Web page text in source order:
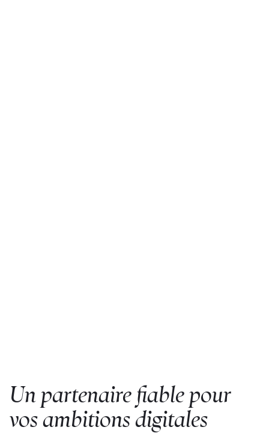
Un partenaire fiable pour
vos ambitions digitales